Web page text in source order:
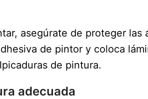
asegúrate de proteger
de pintor y coloca
de pintura.
adecuada